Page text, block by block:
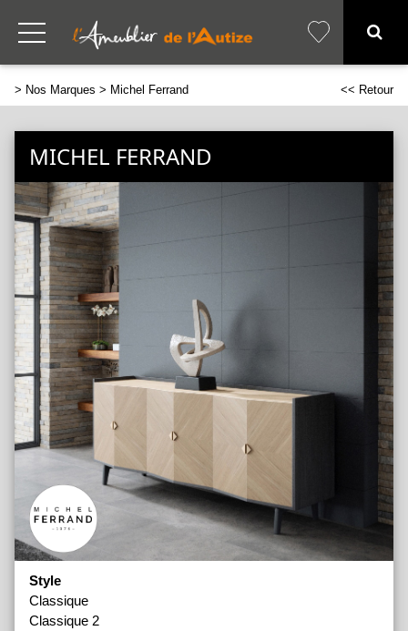
> Nos Marques > Michel Ferrand << Retour
MICHEL FERRAND
Style
Classique
Classique 2